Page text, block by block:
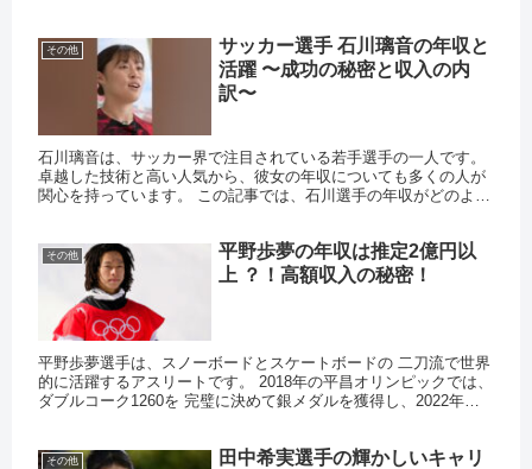
その他
サッカー選手 石川璃音の年収と
活躍 〜成功の秘密と収入の内
訳〜
石川璃音は、サッカー界で注目されている若手選手の一人です。
卓越した技術と高い人気から、彼女の年収についても多くの人が
関心を持っています。 この記事では、石川選手の年収がどのよう
その他
平野歩夢の年収は推定2億円以
上 ？！高額収入の秘密！
平野歩夢選手は、スノーボードとスケートボードの 二刀流で世界
的に活躍するアスリートです。 2018年の平昌オリンピックでは、
ダブルコーク1260を 完璧に決めて銀メダルを獲得し、2022年の
その他
田中希実選手の輝かしいキャリ